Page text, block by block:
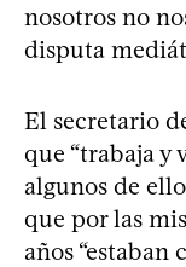
nosotros no
disputa
El secretario
que “trabaja y
algunos de
que por las
años